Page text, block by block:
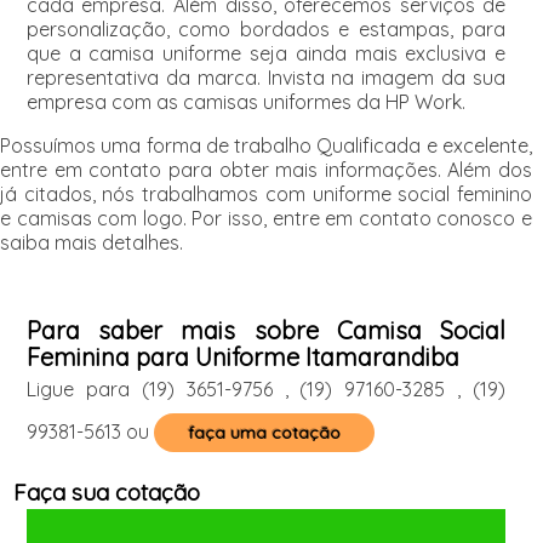
personalização, como bordados e estampas, para
que a camisa uniforme seja ainda mais exclusiva e
representativa da marca. Invista na imagem da sua
empresa com as camisas uniformes da HP Work.
Possuímos uma forma de trabalho Qualificada e excelente,
entre em contato para obter mais informações. Além dos
já citados, nós trabalhamos com uniforme social feminino
e camisas com logo. Por isso, entre em contato conosco e
saiba mais detalhes.
Para saber mais sobre Camisa Social
Feminina para Uniforme Itamarandiba
Ligue para (19) 3651-9756 (19) 97160-3285
(19)
99381-5613 ou faça uma cotação
Faça sua cotação